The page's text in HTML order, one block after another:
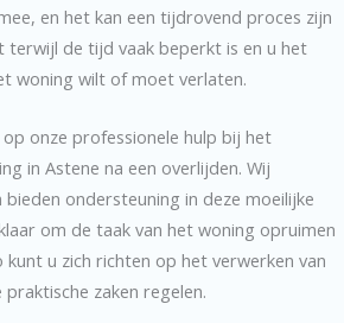
en het kan een tijdrovend proces zijn
terwijl de tijd vaak beperkt is en u het
woning wilt of moet verlaten.
op onze professionele hulp bij het
in Astene na een overlijden. Wij
ondersteuning in deze moeilijke
om de taak van het woning opruimen
kunt u zich richten op het verwerken van
zaken regelen.